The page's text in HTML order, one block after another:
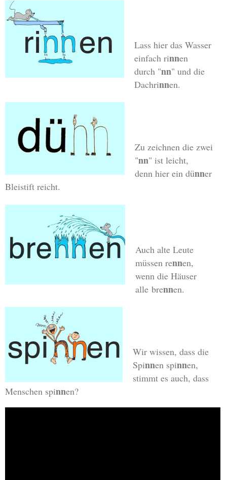
Lass hier das Wasser
einfach rinnen
durch "nn" und die
Dachrinnen.
Zu zeichnen die zwei
"nn" ist leicht,
denn hier ein dünner
Bleistift reicht.
Auch alte Leute
müssen rennen,
wenn die Häuser
alle brennen.
Wir wissen, dass die
Spinnen spinnen,
stimmt es auch, dass
Menschen spinnen?